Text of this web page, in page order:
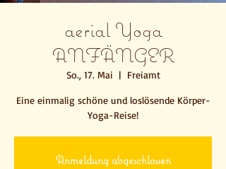
aerial Yoga
ANFÄNGER
So., 17. Mai
  |
Freiamt
Eine einmalig schöne und loslösende Körper-
Yoga-Reise!
Anmeldung abgeschlossen